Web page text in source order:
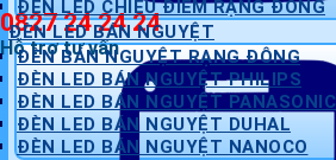
0827 24 24 24
Hỗ trợ tư vấn
ĐÈN LED CHIẾU ĐIỂM RẠNG ĐÔNG
ĐÈN LED BÁN NGUYỆT
ĐÈN BÁN NGUYỆT RẠNG ĐÔNG
ĐÈN LED BÁN NGUYỆT PHILIPS
ĐÈN LED BÁN NGUYỆT PANASONIC
ĐÈN LED BÁN NGUYỆT DUHAL
ĐÈN LED BÁN NGUYỆT NANOCO